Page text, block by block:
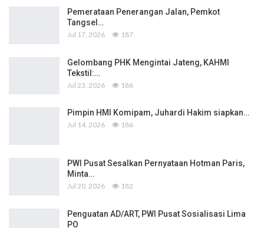
Pemerataan Penerangan Jalan, Pemkot
Tangsel…
Jul 17, 2026 187
Gelombang PHK Mengintai Jateng, KAHMI
Tekstil:…
Jul 23, 2026 186
Pimpin HMI Komipam, Juhardi Hakim siapkan…
Jul 14, 2026 186
PWI Pusat Sesalkan Pernyataan Hotman Paris,
Minta…
Jul 20, 2026 182
Penguatan AD/ART, PWI Pusat Sosialisasi Lima
PO